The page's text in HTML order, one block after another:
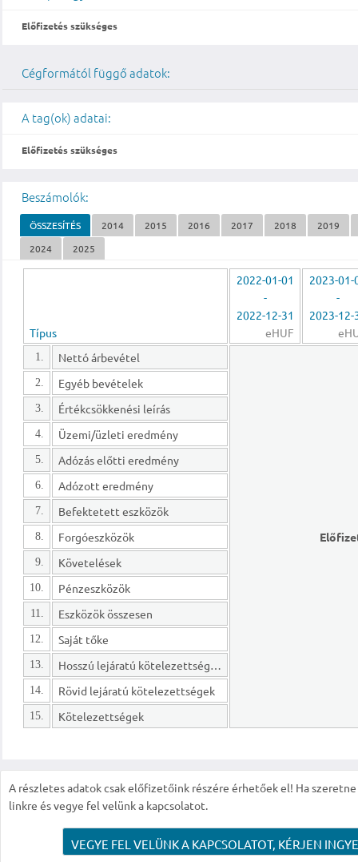
Előfizetés szükséges
Cégformától függő adatok:
A tag(ok) adatai:
Előfizetés szükséges
Beszámolók:
ÖSSZESÍTÉS 2014 2015 2016 2017 2018
2019
2024
2025
Típus
2022-01-01
-
2022-12-31
eHUF
2023-01-
-
2023-12-
1. Nettó árbevétel
2. Egyéb bevételek
3. Értékcsökkenési leírás
4. Üzemi/üzleti eredmény
5. Adózás előtti eredmény
6. Adózott eredmény
7. Befektetett eszközök
8. Forgóeszközök
9. Követelések
10. Pénzeszközök
11. Eszközök összesen
12. Saját tőke
13. Hosszú lejáratú kötelezettségek
14. Rövid lejáratú kötelezettségek
15. Kötelezettségek
A részletes adatok csak előfizetőink részére érhetőek el! Ha
linkre és vegye fel velünk a kapcsolatot.
VEGYE FEL VELÜNK A KAPCSOLATOT, KÉRJEN